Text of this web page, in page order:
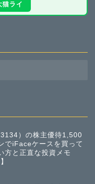
猫ライ
）の株主優待1,500
でiFaceケースを買って
方と正直な投資メモ